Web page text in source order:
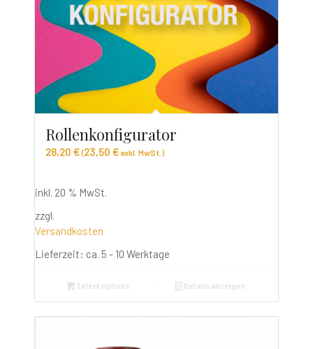
Rollenkonfigurator
28,20 € (23,50 €exkl. MwSt.)
inkl. 20 % MwSt.
zzgl.
Versandkosten
Lieferzeit: ca. 5 - 10 Werktage
Select options Details anzeigen